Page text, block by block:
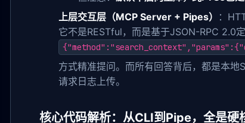
上层交互层（MCP Server + Pipes）
：
它不是RESTful，而是基于JSON-RPC 2.0
方式精准提问。而所有回答背后，都是本
请求日志上传。
核心代码解析：从CLI到Pipe，全是硬